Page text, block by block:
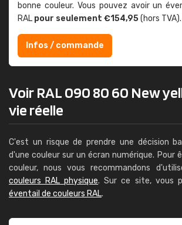
bonne couleur. Vous pouvez avoir un
RAL pour seulement €154,95(hors TVA).
Infos / commande
Voir RAL 090 80 60 New
vie réelle
C'est un risque de prendre une décision
d'une couleur sur un écran numérique. Pour
couleur, nous vous recommandons
couleurs RAL physique. Sur ce site, vous
éventail de couleurs RAL.